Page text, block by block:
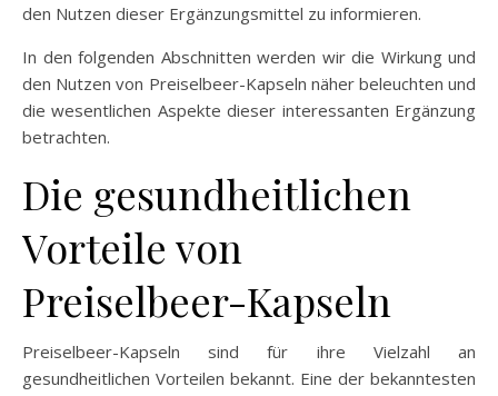
den Nutzen dieser Ergänzungsmittel zu informieren.
In den folgenden Abschnitten werden wir die Wirkung und
den Nutzen von Preiselbeer-Kapseln näher beleuchten und
die wesentlichen Aspekte dieser interessanten Ergänzung
betrachten.
Die gesundheitlichen
Vorteile von
Preiselbeer-Kapseln
Preiselbeer-Kapseln sind für ihre Vielzahl an
gesundheitlichen Vorteilen bekannt. Eine der bekanntesten